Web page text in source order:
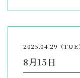
2025.04.29（TUE）
8月15日